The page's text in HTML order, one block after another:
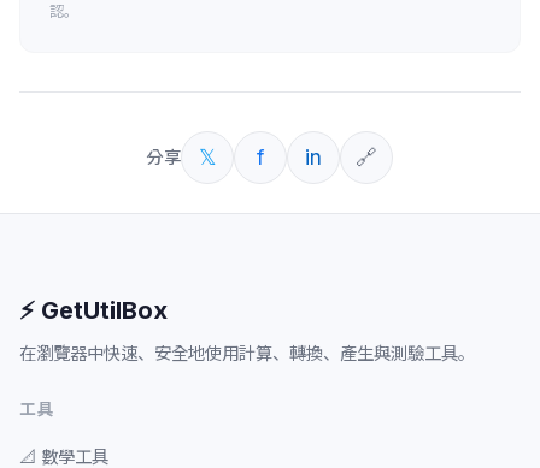
認。
分享 𝕏 f in 🔗
⚡ GetUtilBox
在瀏覽器中快速、安全地使用計算、轉換、產生與測驗工具。
工具
📐 數學工具